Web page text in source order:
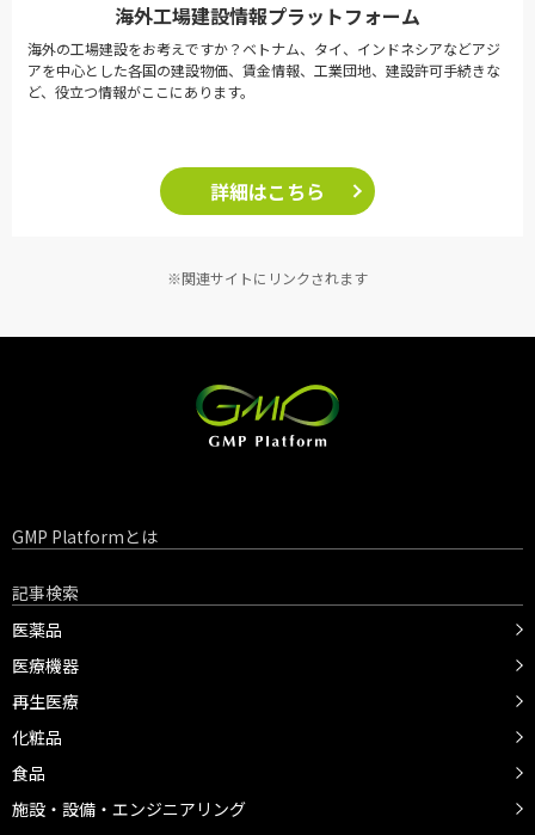
海外工場建設情報プラットフォーム
海外の工場建設をお考えですか？ベトナム、タイ、インドネシアなどアジ
アを中心とした各国の建設物価、賃金情報、工業団地、建設許可手続きな
ど、役立つ情報がここにあります。
詳細はこちら
※関連サイトにリンクされます
GMP Platformとは
記事検索
医薬品
医療機器
再生医療
化粧品
食品
施設・設備・エンジニアリング